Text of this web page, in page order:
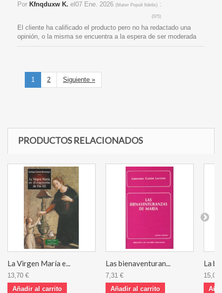
Por Kfnqduxw K. el 07 Ene. 2026 (Mater Populi fidelis) :
(0/5)
El cliente ha calificado el producto pero no ha redactado una
opinión, o la misma se encuentra a la espera de ser moderada
1 2 Siguiente »
PRODUCTOS RELACIONADOS
La Virgen María e...
13,70 €
Añadir al carrito
Las bienaventuran...
7,31 €
Añadir al carrito
La
15,08